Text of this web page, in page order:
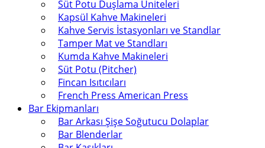
Süt Potu Duşlama Üniteleri
Kapsül Kahve Makineleri
Kahve Servis İstasyonları ve Standlar
Tamper Mat ve Standları
Kumda Kahve Makineleri
Süt Potu (Pitcher)
Fincan Isıtıcıları
French Press American Press
Bar Ekipmanları
Bar Arkası Şişe Soğutucu Dolaplar
Bar Blenderlar